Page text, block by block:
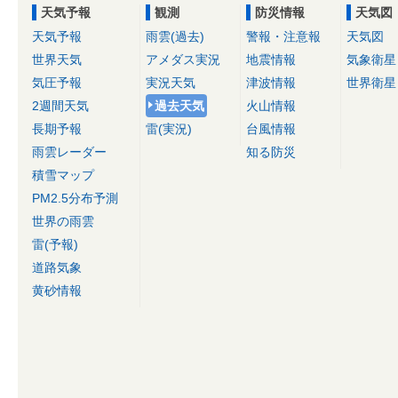
天気予報
天気予報
世界天気
気圧予報
2週間天気
長期予報
雨雲レーダー
積雪マップ
PM2.5分布予測
世界の雨雲
雷(予報)
道路気象
黄砂情報
観測
雨雲(過去)
アメダス実況
実況天気
過去天気
雷(実況)
防災情報
警報・注意報
地震情報
津波情報
火山情報
台風情報
知る防災
天気図
天気図
気象衛星
世界衛星